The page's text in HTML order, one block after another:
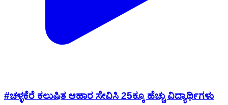
#ಚಳ್ಳಕೆರೆ ಕಲುಷಿತ ಆಹಾರ ಸೇವಿಸಿ 25ಕ್ಕೂ ಹೆಚ್ಚು ವಿದ್ಯಾರ್ಥಿಗಳು